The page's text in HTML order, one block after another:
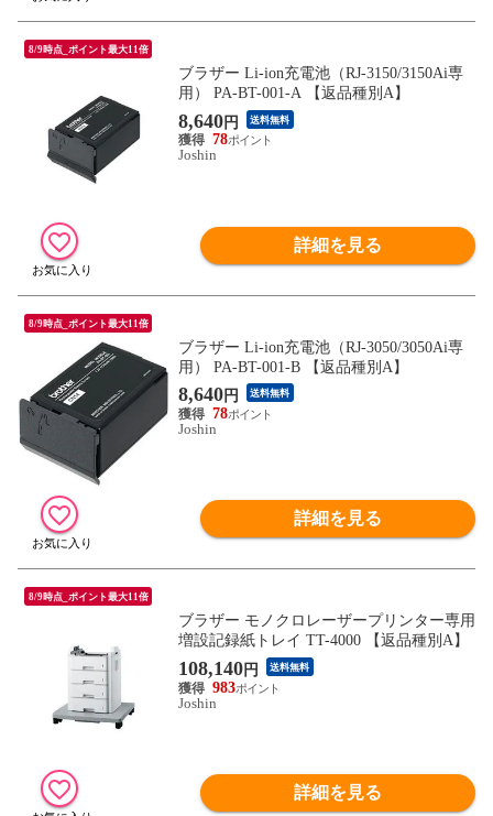
8/9時点_ポイント最大11倍
ブラザー Li-ion充電池（RJ-3150/3150Ai専
用） PA-BT-001-A 【返品種別A】
8,640円 送料無料
78
Joshin
詳細を見る
8/9時点_ポイント最大11倍
ブラザー Li-ion充電池（RJ-3050/3050Ai専
用） PA-BT-001-B 【返品種別A】
8,640円 送料無料
78
Joshin
詳細を見る
8/9時点_ポイント最大11倍
ブラザー モノクロレーザープリンター専用
増設記録紙トレイ TT-4000 【返品種別A】
108,140円 送料無料
983
Joshin
詳細を見る